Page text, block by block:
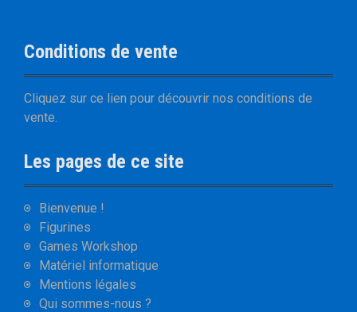
Conditions de vente
Cliquez sur ce lien pour découvrir nos conditions de
vente.
Les pages de ce site
Bienvenue !
Figurines
Games Workshop
Matériel informatique
Mentions légales
Qui sommes-nous ?